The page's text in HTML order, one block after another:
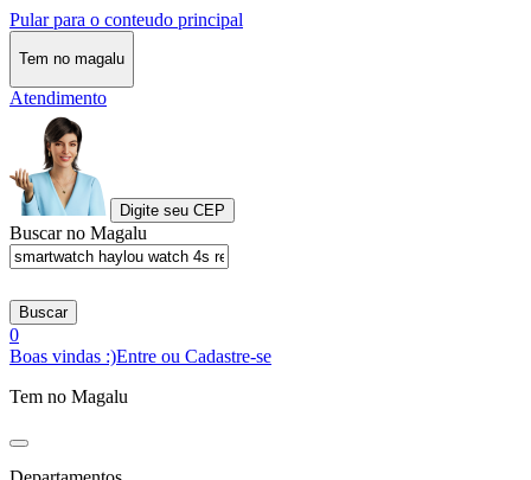
Pular para o conteudo principal
Tem no magalu
Atendimento
Digite seu CEP
Buscar no Magalu
Buscar
0
Boas vindas :)Entre ou Cadastre-se
Tem no Magalu